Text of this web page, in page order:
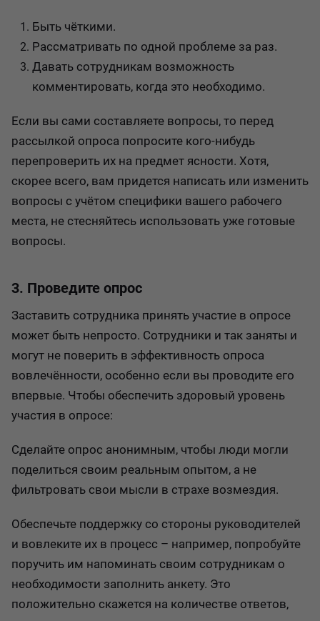
Быть чёткими.
Рассматривать по одной проблеме за раз.
Давать сотрудникам возможность
комментировать, когда это необходимо.
Если вы сами составляете вопросы, то перед
рассылкой опроса попросите кого-нибудь
перепроверить их на предмет ясности. Хотя,
скорее всего, вам придется написать или изменить
вопросы с учётом специфики вашего рабочего
места, не стесняйтесь использовать уже готовые
вопросы.
3. Проведите опрос
Заставить сотрудника принять участие в опросе
может быть непросто. Сотрудники и так заняты и
могут не поверить в эффективность опроса
вовлечённости, особенно если вы проводите его
впервые. Чтобы обеспечить здоровый уровень
участия в опросе:
Сделайте опрос анонимным, чтобы люди могли
поделиться своим реальным опытом, а не
фильтровать свои мысли в страхе возмездия.
Обеспечьте поддержку со стороны руководителей
и вовлеките их в процесс – например, попробуйте
поручить им напоминать своим сотрудникам о
необходимости заполнить анкету. Это
положительно скажется на количестве ответов,